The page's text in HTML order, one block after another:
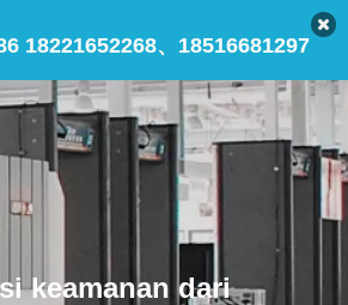
18221652268、18516681297
keamanan dari